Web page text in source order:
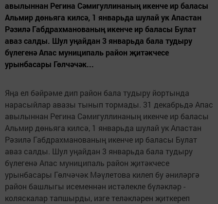
авылыннан Регина Сәмигуллинаның икенче ир баласы
Альмир дөньяга килсә, 1 январьда шулай ук Апастан
Рәзилә Габдрахманованың икенче ир баласы Булат
аваз салды. Шул уңайдан 3 январьда бала тудыру
бүлегенә Апас муниципаль район җитәкчесе
урынбасары Гөлчәчәк...
Яңа ел бәйрәме дип район бала тудыру йортында
нарасыйлар авазы тынып тормады. 31 декабрьдә Апас
авылыннан Регина Сәмигуллинаның икенче ир баласы
Альмир дөньяга килсә, 1 январьда шулай ук Апастан
Рәзилә Габдрахманованың икенче ир баласы Булат
аваз салды. Шул уңайдан 3 январьда бала тудыру
бүлегенә Апас муниципаль район җитәкчесе
урынбасары Гөлчәчәк Мәүлетова килеп бу әниләргә
район башлыгы исеменнән истәлекле бүләкләр -
коляскалар тапшырды, изге теләкләрен җиткереп